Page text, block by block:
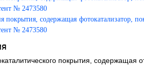
покрытия, содержащая